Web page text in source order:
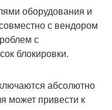
оборудования и
с вендором
с
блокировки.
абсолютно
может привести к